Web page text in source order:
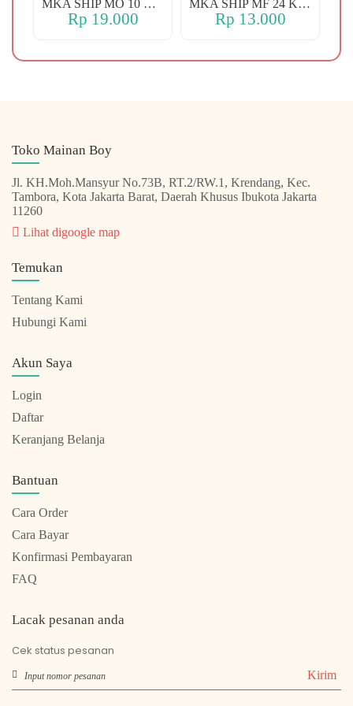
MKA SHIP MO 10 CHERRY
Rp 19.000
MKA SHIP MF 24 KERANJANG
Rp 13.000
Toko Mainan Boy
Jl. KH.Moh.Mansyur No.73B, RT.2/RW.1, Krendang, Kec.
Tambora, Kota Jakarta Barat, Daerah Khusus Ibukota Jakarta
11260
Lihat digoogle map
Temukan
Tentang Kami
Hubungi Kami
Akun Saya
Login
Daftar
Keranjang Belanja
Bantuan
Cara Order
Cara Bayar
Konfirmasi Pembayaran
FAQ
Lacak pesanan anda
Cek status pesanan
Kirim